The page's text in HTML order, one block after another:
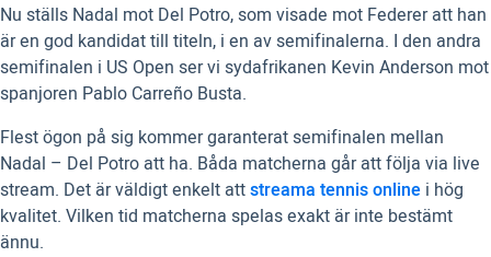
Nu ställs Nadal mot Del Potro, som visade mot Federer att han
är en god kandidat till titeln, i en av semifinalerna. I den andra
semifinalen i US Open ser vi sydafrikanen Kevin Anderson mot
spanjoren Pablo Carreño Busta.
Flest ögon på sig kommer garanterat semifinalen mellan
Nadal – Del Potro att ha. Båda matcherna går att följa via live
stream. Det är väldigt enkelt attstreama tennis online i hög
kvalitet. Vilken tid matcherna spelas exakt är inte bestämt
ännu.